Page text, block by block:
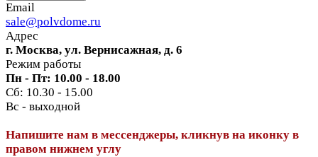
Email
sale@polvdome.ru
Адрес
г. Москва, ул. Вернисажная, д. 6
Режим работы
Пн - Пт: 10.00 - 18.00
Сб: 10.30 - 15.00
Вс - выходной
Напишите нам в мессенджеры, кликнув на иконку в
правом нижнем углу